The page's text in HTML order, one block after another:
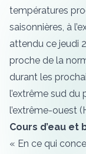
températures
saisonnières, à
attendu ce jeudi
proche de la
durant les
l’extrême sud du
l’extrême-ouest
Cours d’eau
« En ce qui